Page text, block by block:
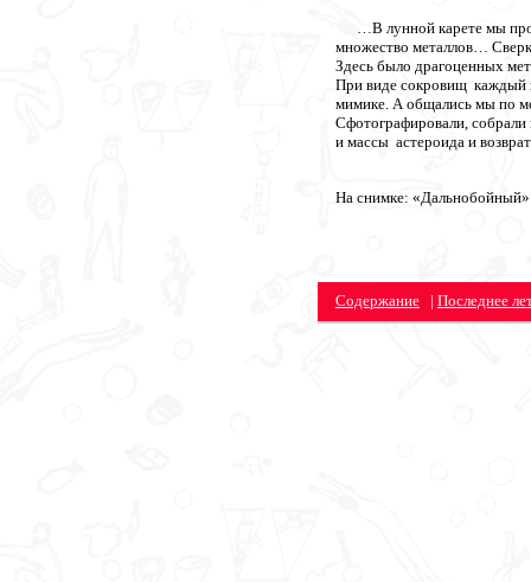
…В лунной карете мы
множество металлов…
Здесь было драгоценных
При виде сокровищ каждый
мимике. А общались мы по
Сфотографировали, собрали
и массы астероида и
На снимке:
Содержание | Последнее